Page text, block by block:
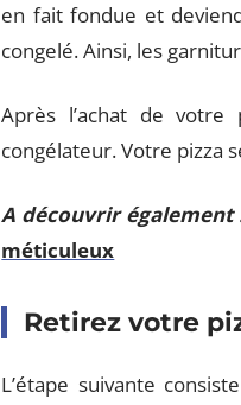
en fait fondue et
congelé. Ainsi, les
Après l’achat de
congélateur. Votre pizza
A découvrir également
méticuleux
Retirez votre
L’étape suivante